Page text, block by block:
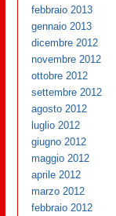
febbraio 2013
gennaio 2013
dicembre 2012
novembre 2012
ottobre 2012
settembre 2012
agosto 2012
luglio 2012
giugno 2012
maggio 2012
aprile 2012
marzo 2012
febbraio 2012